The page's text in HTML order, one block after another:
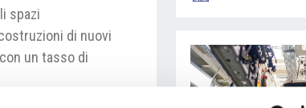
spazi
di nuovi
un tasso di